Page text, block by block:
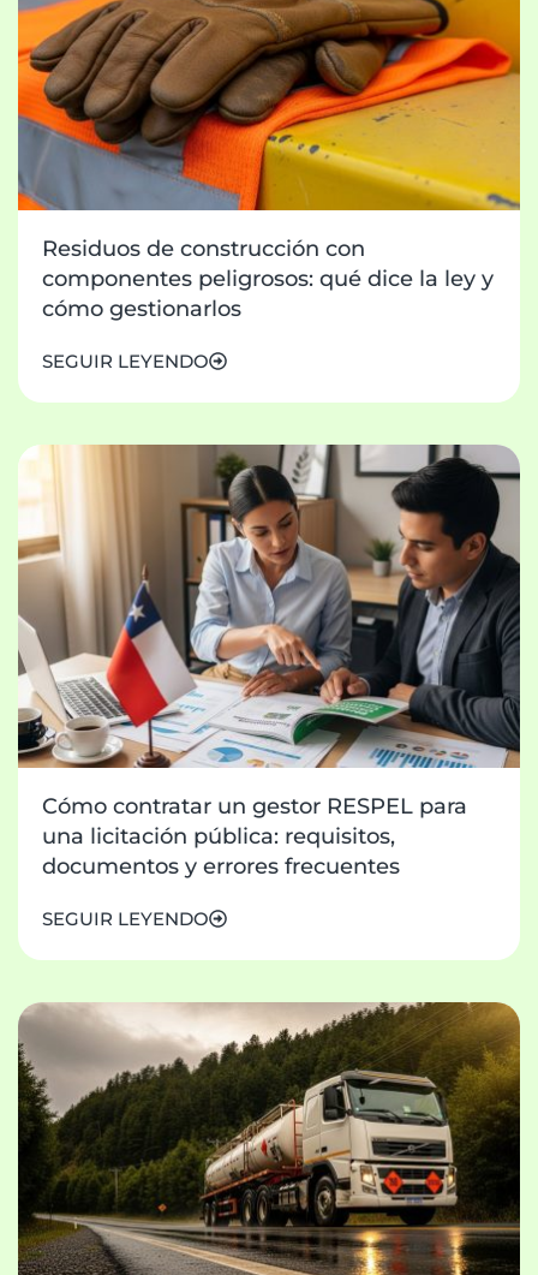
Residuos de construcción con
componentes peligrosos: qué dice la ley y
cómo gestionarlos
SEGUIR LEYENDO
Cómo contratar un gestor RESPEL para
una licitación pública: requisitos,
documentos y errores frecuentes
SEGUIR LEYENDO